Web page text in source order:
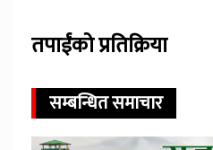
तपाईंको प्रतिक्रिया
सम्बन्धित समाचार